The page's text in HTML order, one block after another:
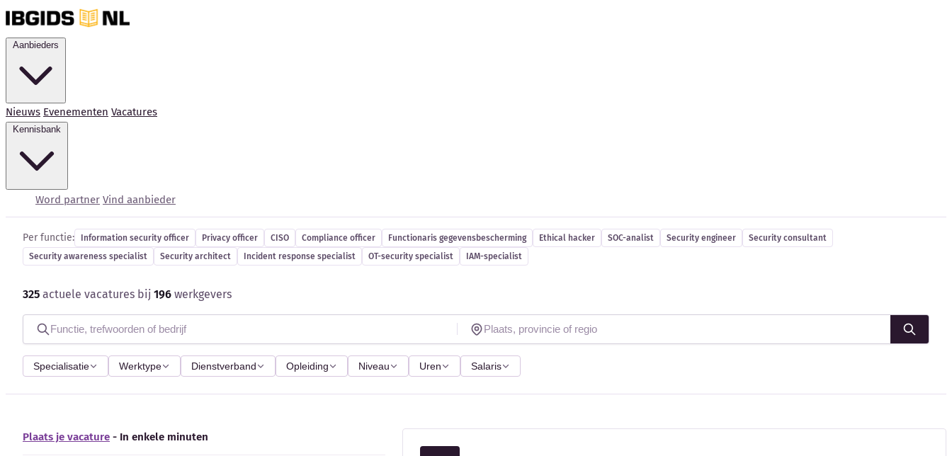
Nieuws Evenementen Vacatures
Word partner Vind aanbieder
Cybersecurity-vacatures
Per functie: Information security officer Privacy officer CISO Compliance officer Functionaris gegevensbescherming Ethical hacker SOC-analist Security engineer
Security consultant
Security awareness specialist
Security architect Incident response specialist OT-security specialist IAM-specialist
325 actuele vacatures bij 196 werkgevers
Specialisatie Werktype Dienstverband Opleiding Niveau Uren Salaris
Plaats je vacature - In enkele minuten